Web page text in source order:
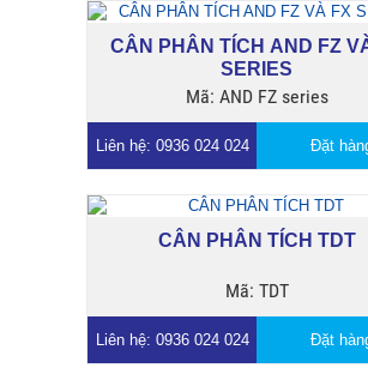
CÂN PHÂN TÍCH AND FZ
SERIES
Mã: AND FZ series
Liên hệ: 0936 024 024 Đặt
CÂN PHÂN TÍCH TDT
Mã: TDT
Liên hệ: 0936 024 024 Đặt